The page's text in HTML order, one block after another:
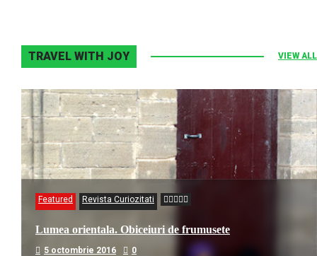
TRAVEL WITH JOY VIEW ALL
Featured Revista Curiozitati
Lumea orientala. Obiceiuri de frumusete
5 octombrie 2016 0